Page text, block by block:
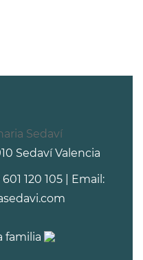
Sedaví Valencia
120 105 | Email:
familia